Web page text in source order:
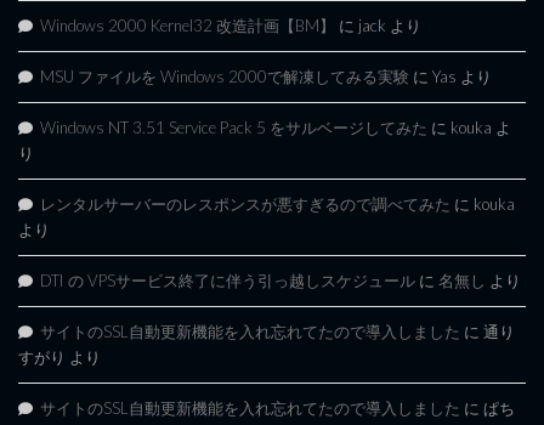
Windows 2000 Kernel32 改造計画【BM】 に jack より
MSU ファイルを Windows 2000で解凍してみる実験 に Yas より
Windows NT 3.51 Service Pack 5 をサルベージしてみた に kouka よ
り
レンタルサーバーのレスポンスが悪すぎるので調べてみた に kouka
より
DTI の VPSサービス終了に伴う引っ越しスケジュール に 名無し より
サイトのSSL自動更新機能を入れ忘れてたので導入しました に 通り
すがり より
サイトのSSL自動更新機能を入れ忘れてたので導入しました に ぱち